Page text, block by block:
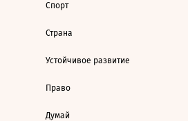
Спорт
Страна
Устойчивое развитие
Право
Думай